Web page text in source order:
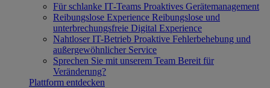
Für schlanke IT‐Teams Proaktives Gerätemanagement
Reibungslose Experience Reibungslose und
unterbrechungsfreie Digital Experience
Nahtloser IT-Betrieb Proaktive Fehlerbehebung und
außergewöhnlicher Service
Sprechen Sie mit unserem Team Bereit für
Veränderung?
Plattform entdecken